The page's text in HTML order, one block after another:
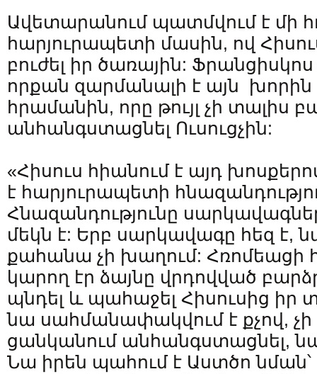
Ավետարանում պատմվում է մի
հարյուրապետի մասին, ով
բուժել իր ծառային:
որքան զարմանալի է այն խորին
հրամանին, որը թույլ չի տալիս
անհանգստացնել Ուսուցչին:
«Հիսուս հիանում է այդ
է հարյուրապետի
Հնազանդությունը
մեկն է: Երբ սարկավագը հեզ է,
քահանա չի խաղում: Հռոմեացի
կարող էր ձայնը վրդովված
պնդել և պահաջել Հիսուսից իր
նա սահմանափակվում է քչով, չի
ցանկանում անհանգստացնել,
Նա իրեն պահում է Աստծո նման՝